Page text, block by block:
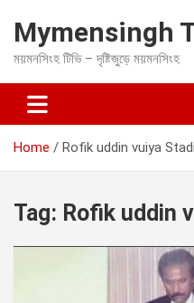
t
c
Mymensingh
ময়মনসিংহ টিভি – দৃষ্টিজুড়ে ময়মনসিংহ
Home Rofik uddin vuiya
Tag: Rofik uddin